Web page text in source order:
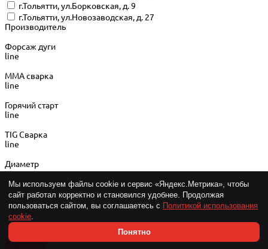
г.Тольятти, ул.Борковская, д. 9
г.Тольятти, ул.Новозаводская, д. 27
Производитель
Форсаж дуги
line
MMA сварка
line
Горячий старт
line
TIG Сварка
line
Диаметр
Импульсный режим
line
Сварка алюминия
line
Показать
Мы используем файлы cookie и сервис «Яндекс.Метрика», чтобы
сайт работал корректно и становился удобнее. Продолжая
пользоваться сайтом, вы соглашаетесь с Политикой использования
cookie.
Понятно